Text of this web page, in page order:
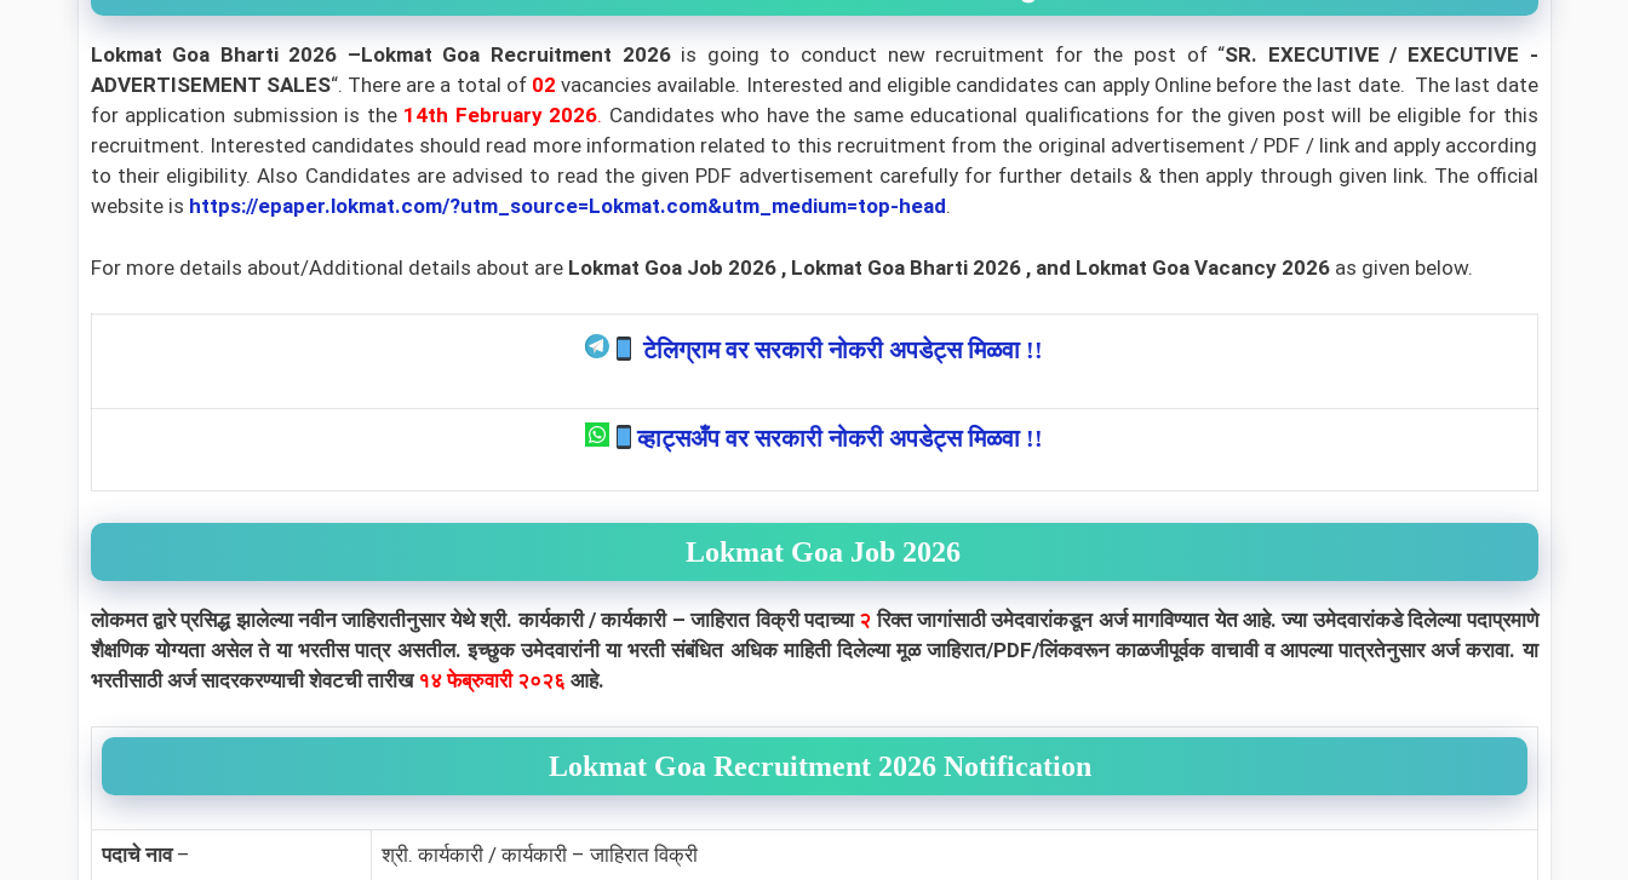
Lokmat Goa Bharti 2026 –Lokmat Goa Recruitment 2026 is going to conduct new recruitment for the post of “SR. EXECUTIVE / EXECUTIVE -
ADVERTISEMENT SALES“. There are a total of02vacancies available. Interested and eligible candidates can apply Online before the last date. The last date
for application submission is the 14th February 2026. Candidates who have the same educational qualifications for the given post will be eligible for this
recruitment. Interested candidates should read more information related to this recruitment from the original advertisement / PDF / link and apply according
to their eligibility. Also Candidates are advised to read the given PDF advertisement carefully for further details & then apply through given link. The official
website is https://epaper.lokmat.com/?utm_source=Lokmat.com&utm_medium=top-head.
For more details about/Additional details about are Lokmat Goa Job 2026 , Lokmat Goa Bharti 2026 , and Lokmat Goa Vacancy 2026 as given below.
टेलिग्राम वर सरकारी नोकरी अपडेट्स मिळवा !!
व्हाट्सअँप वर सरकारी नोकरी अपडेट्स मिळवा !!
Lokmat Goa Job 2026
लोकमत द्वारे प्रसिद्ध झालेल्या नवीन जाहिरातीनुसार येथे श्री. कार्यकारी / कार्यकारी – जाहिरात विक्री पदाच्या २ रिक्त जागांसाठी उमेदवारांकडून अर्ज मागविण्यात येत आहे. ज्या उमेदवारांकडे दिलेल्या पदाप्रमाणे
शैक्षणिक योग्यता असेल ते या भरतीस पात्र असतील. इच्छुक उमेदवारांनी या भरती संबंधित अधिक माहिती दिलेल्या मूळ जाहिरात/PDF/लिंकवरून काळजीपूर्वक वाचावी व आपल्या पात्रतेनुसार अर्ज करावा. या
भरतीसाठी अर्ज सादरकरण्याची शेवटची तारीख १४ फेब्रुवारी २०२६ आहे.
Lokmat Goa Recruitment 2026 Notification
पदाचे नाव– श्री. कार्यकारी / कार्यकारी – जाहिरात विक्री